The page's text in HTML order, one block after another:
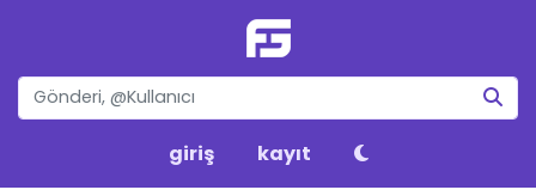
giriş kayıt